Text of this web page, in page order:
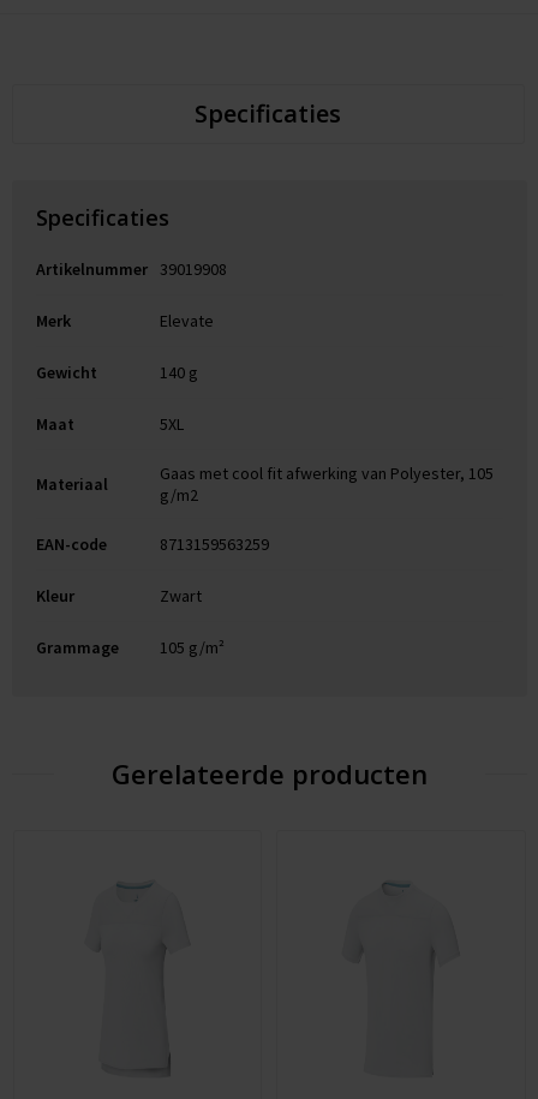
Specificaties
Specificaties
Artikelnummer 39019908
Merk Elevate
Gewicht 140 g
Maat 5XL
Materiaal
Gaas met cool fit afwerking van Polyester, 105
g/m2
EAN-code 8713159563259
Kleur Zwart
Grammage 105 g/m²
Gerelateerde producten